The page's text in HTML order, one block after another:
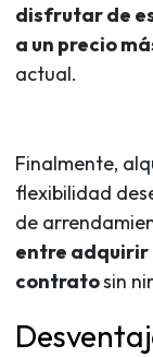
disfrutar de
a un precio
actual.
Finalmente,
flexibilidad
de
entre adquirir
contratosin